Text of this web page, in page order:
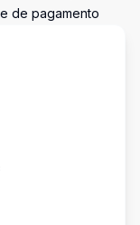
de pagamento